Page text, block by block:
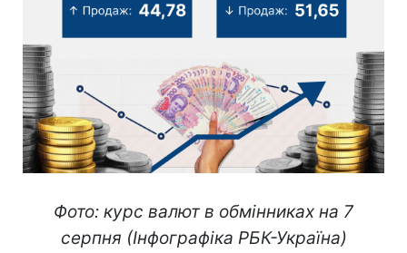
Фото: курс валют в обмінниках на 7
серпня (Інфографіка РБК-Україна)